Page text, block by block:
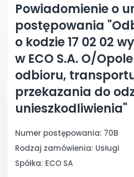
Powiadomienie o
postępowania
o kodzie 17 02 02
w ECO S.A. O/
odbioru,
przekazania do
unieszkodliwienia"
Numer postępowania: 70B
Rodzaj zamówienia: Usługi
Spółka: ECO SA